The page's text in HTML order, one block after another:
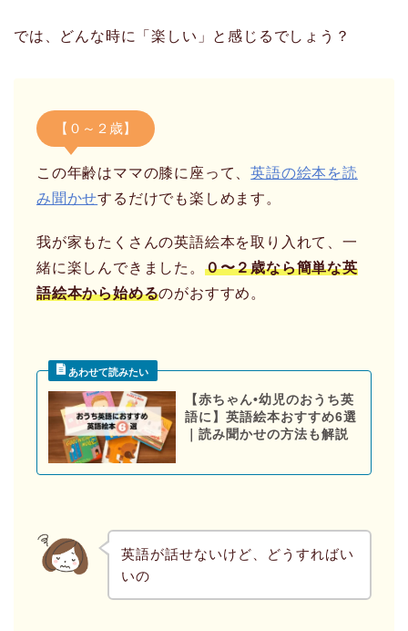
では、どんな時に「楽しい」と感じるでしょう？
【０～２歳】
この年齢はママの膝に座って、英語の絵本を読
み聞かせするだけでも楽しめます。
我が家もたくさんの英語絵本を取り入れて、一
緒に楽しんできました。 ０〜２歳なら簡単な英
語絵本から始めるのがおすすめ。
【赤ちゃん•幼児のおうち英
語に】英語絵本おすすめ6選
｜読み聞かせの方法も解説
英語が話せないけど、どうすればい
いの